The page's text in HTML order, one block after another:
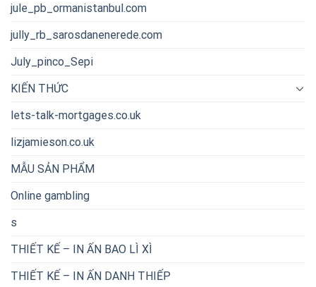
jule_pb_ormanistanbul.com
jully_rb_sarosdanenerede.com
July_pinco_Sepi
KIẾN THỨC
lets-talk-mortgages.co.uk
lizjamieson.co.uk
MẪU SẢN PHẨM
Online gambling
s
THIẾT KẾ – IN ẤN BAO LÌ XÌ
THIẾT KẾ – IN ẤN DANH THIẾP